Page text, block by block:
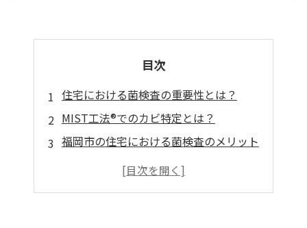
目次
住宅における菌検査の重要性とは？
MIST工法®でのカビ特定とは？
福岡市の住宅における菌検査のメリット
カビバスターズ福岡のサポート体制